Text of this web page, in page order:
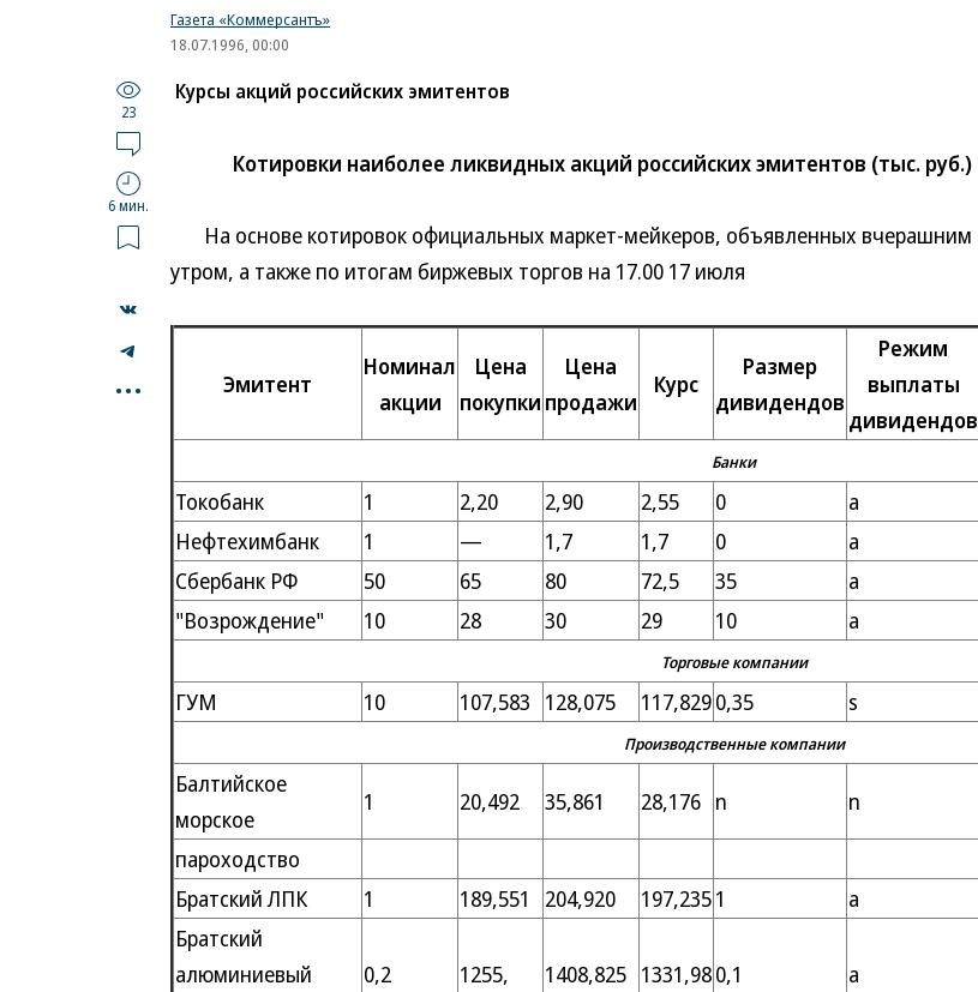
Газета «Коммерсантъ»
18.07.1996, 00:00
23
6 мин.
...
Курсы акций российских эмитентов
Котировки наиболее ликвидных акций российских эмитентов (тыс. руб.)
На основе котировок официальных маркет-мейкеров, объявленных вчерашним
утром, а также по итогам биржевых торгов на 17.00 17 июля
Эмитент
Номинал
акции
Цена
покупки
Цена
продажи
Курс
Размер
дивидендов
Режим
выплаты
дивидендов
Банки
Токобанк 1 2,20 2,90 2,55 0 а
Нефтехимбанк
1 — 1,7 1,7 0 а
Сбербанк РФ
50 65 80 72,5 35 а
"Возрождение"
10 28 30 29 10 а
Торговые компании
ГУМ 10 107,583 128,075 117,8290,35 s
Производственные компании
Балтийское
морское
1 20,492 35,861 28,176 n n
пароходство
Братский ЛПК
1 189,551 204,920 197,2351 a
Братский
алюминиевый
0,2 1255, 1408,825 1331,980,1 a